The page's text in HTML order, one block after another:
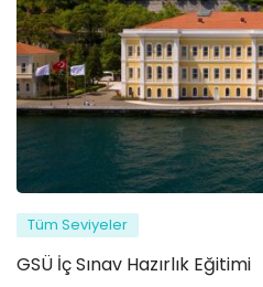
Tüm Seviyeler
GSÜ İç Sınav Hazırlık Eğitimi